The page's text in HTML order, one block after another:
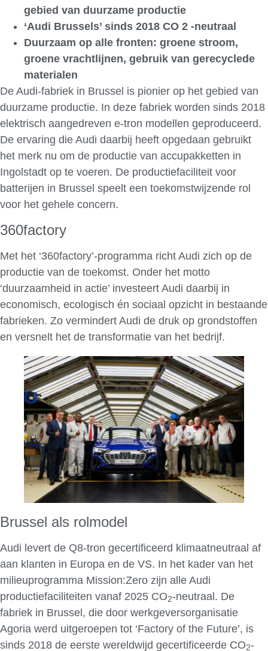
gebied van duurzame productie
‘Audi Brussels’ sinds 2018 CO 2 -neutraal
Duurzaam op alle fronten: groene stroom,
groene vrachtlijnen, gebruik van gerecyclede
materialen
De Audi-fabriek in Brussel is pionier op het gebied van
duurzame productie. In deze fabriek worden sinds 2018
elektrisch aangedreven e-tron modellen geproduceerd.
De ervaring die Audi daarbij heeft opgedaan gebruikt
het merk nu om de productie van accupakketten in
Ingolstadt op te voeren. De productiefaciliteit voor
batterijen in Brussel speelt een toekomstwijzende rol
voor het gehele concern.
360factory
Met het ‘360factory’-programma richt Audi zich op de
productie van de toekomst. Onder het motto
‘duurzaamheid in actie’ investeert Audi daarbij in
economisch, ecologisch én sociaal opzicht in bestaande
fabrieken. Zo vermindert Audi de druk op grondstoffen
en versnelt het de transformatie van het bedrijf.
Brussel als rolmodel
Audi levert de Q8-tron gecertificeerd klimaatneutraal af
aan klanten in Europa en de VS. In het kader van het
milieuprogramma Mission:Zero zijn alle Audi
productiefaciliteiten vanaf 2025 CO2-neutraal. De
fabriek in Brussel, die door werkgeversorganisatie
Agoria werd uitgeroepen tot ‘Factory of the Future’, is
sinds 2018 de eerste wereldwijd gecertificeerde CO2-